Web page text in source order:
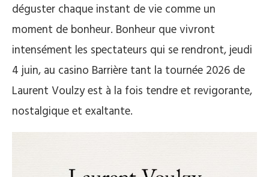
déguster chaque instant de vie comme un
moment de bonheur. Bonheur que vivront
intensément les spectateurs qui se rendront, jeudi
4 juin, au casino Barrière tant la tournée 2026 de
Laurent Voulzy est à la fois tendre et revigorante,
nostalgique et exaltante.